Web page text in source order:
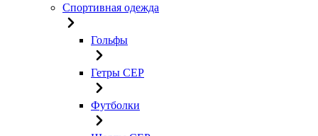
Спортивная одежда
Гольфы
Гетры CEP
Футболки